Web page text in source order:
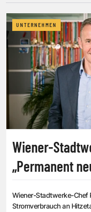
UNTERNEHMEN
Wiener-
„Permanent
Wiener-Stadtwerke-Chef
Stromverbrauch an